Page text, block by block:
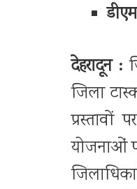
देहरादून :
जिला
प्रस्तावों
योजनाओं